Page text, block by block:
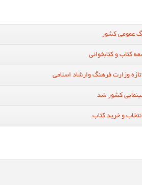
عمومی کشور
کتاب و کتابخوانی
وزارت فرهنگ وارشاد اسلامی
کشور شد
و خرید کتاب